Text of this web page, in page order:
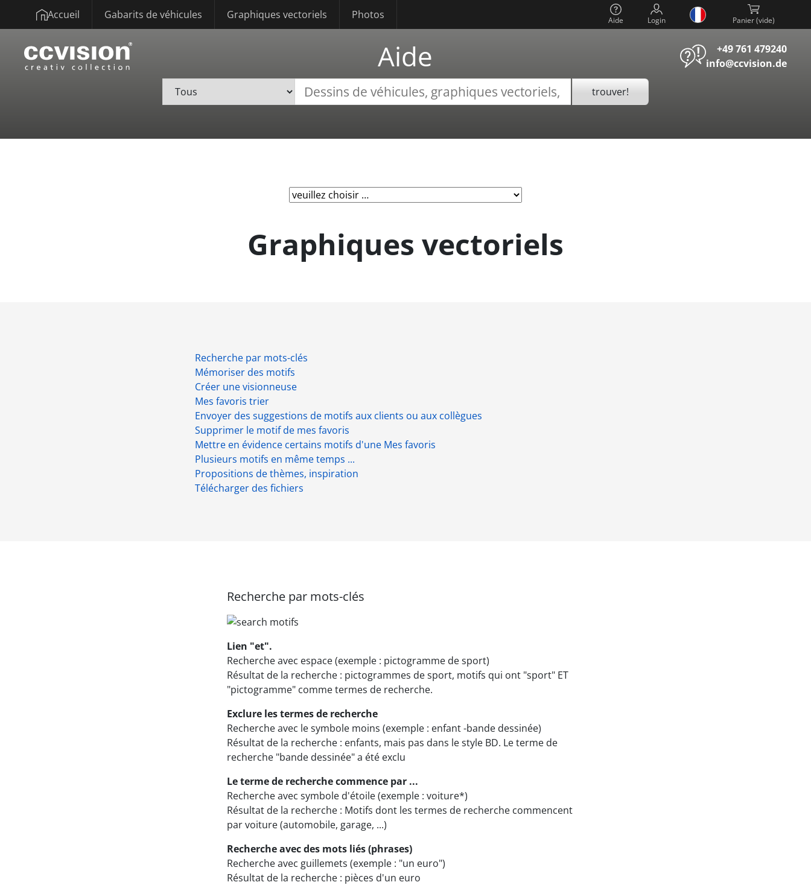
Accueil Gabarits de véhicules Graphiques vectoriels Photos Aide Login Panier ( )
Aide
+49 761 479240
info@ccvision.de
trouver!
Graphiques vectoriels
Recherche par mots-clés
Mémoriser des motifs
Créer une visionneuse
Mes favoris trier
Envoyer des suggestions de motifs aux clients ou aux collègues
Supprimer le motif de mes favoris
Mettre en évidence certains motifs d'une Mes favoris
Plusieurs motifs en même temps ...
Propositions de thèmes, inspiration
Télécharger des fichiers
Recherche par mots-clés
Lien "et".
Recherche avec espace (exemple : pictogramme de sport)
Résultat de la recherche : pictogrammes de sport, motifs qui ont "sport" ET
"pictogramme" comme termes de recherche.
Exclure les termes de recherche
Recherche avec le symbole moins (exemple : enfant -bande dessinée)
Résultat de la recherche : enfants, mais pas dans le style BD. Le terme de
recherche "bande dessinée" a été exclu
Le terme de recherche commence par ...
Recherche avec symbole d'étoile (exemple : voiture*)
Résultat de la recherche : Motifs dont les termes de recherche commencent
par voiture (automobile, garage, ...)
Recherche avec des mots liés (phrases)
Recherche avec guillemets (exemple : "un euro")
Résultat de la recherche : pièces d'un euro